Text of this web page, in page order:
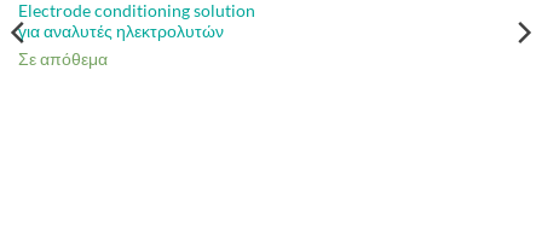
Electrode conditioning solution
για αναλυτές ηλεκτρολυτών
Σε απόθεμα